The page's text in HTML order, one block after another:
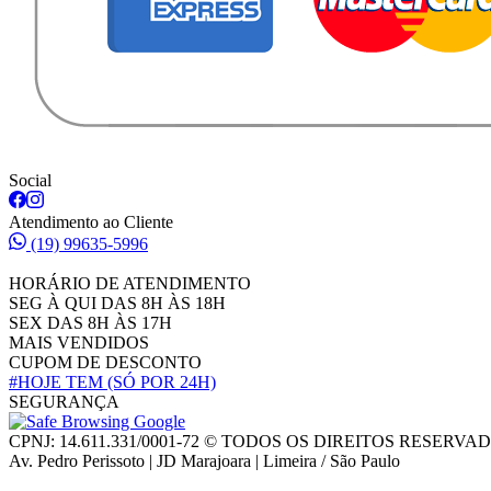
Social
Atendimento ao Cliente
(19) 99635-5996
HORÁRIO DE ATENDIMENTO
SEG À QUI DAS 8H ÀS 18H
SEX DAS 8H ÀS 17H
MAIS VENDIDOS
CUPOM DE DESCONTO
#HOJE TEM (SÓ POR 24H)
SEGURANÇA
CPNJ: 14.611.331/0001-72 © TODOS OS DIREITOS
Av. Pedro Perissoto | JD Marajoara | Limeira / São Paulo